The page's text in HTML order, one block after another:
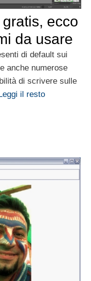
ecco
da usare
di default sui
anche numerose
di scrivere sulle
il resto